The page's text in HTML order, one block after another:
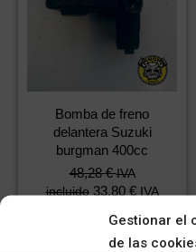
Gestionar el
de las
Bomba de freno
delantera Suzuki
burgman 400cc
48,28€ IVA
incluido 33,80 € IVA